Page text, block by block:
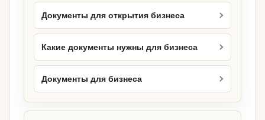
Документы для открытия бизнеса
Какие документы нужны для бизнеса
Документы для бизнеса